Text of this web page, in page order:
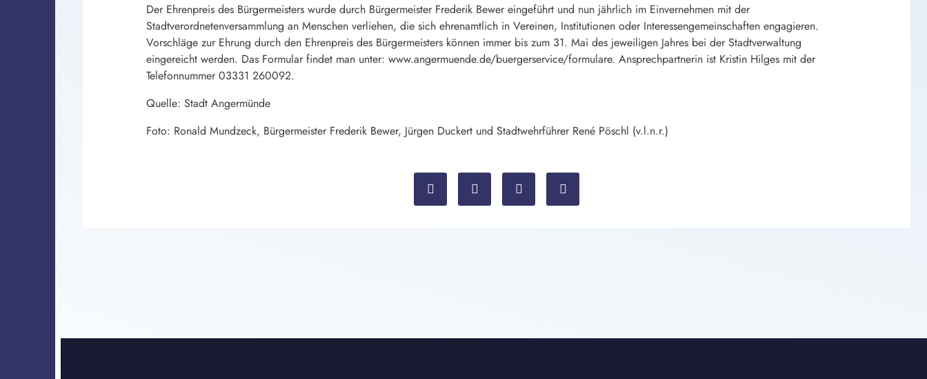
Der Ehrenpreis des Bürgermeisters wurde durch Bürgermeister Frederik Bewer eingeführt und nun jährlich im Einvernehmen mit der
Stadtverordnetenversammlung an Menschen verliehen, die sich ehrenamtlich in Vereinen, Institutionen oder Interessengemeinschaften engagieren.
Vorschläge zur Ehrung durch den Ehrenpreis des Bürgermeisters können immer bis zum 31. Mai des jeweiligen Jahres bei der Stadtverwaltung
eingereicht werden. Das Formular findet man unter: www.angermuende.de/buergerservice/formulare. Ansprechpartnerin ist Kristin Hilges mit der
Telefonnummer 03331 260092.
Quelle: Stadt Angermünde
Foto: Ronald Mundzeck, Bürgermeister Frederik Bewer, Jürgen Duckert und Stadtwehrführer René Pöschl (v.l.n.r.)